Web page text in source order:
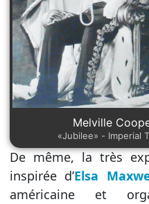
Melville
«Jubilee» - Imperial
De même, la très
inspirée d’Elsa
américaine et